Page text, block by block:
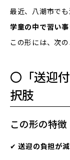
最近、八潮市でも
学童の中で習い
この形には、次
〇「送迎
択肢
この形の特徴
✔送迎の負担が